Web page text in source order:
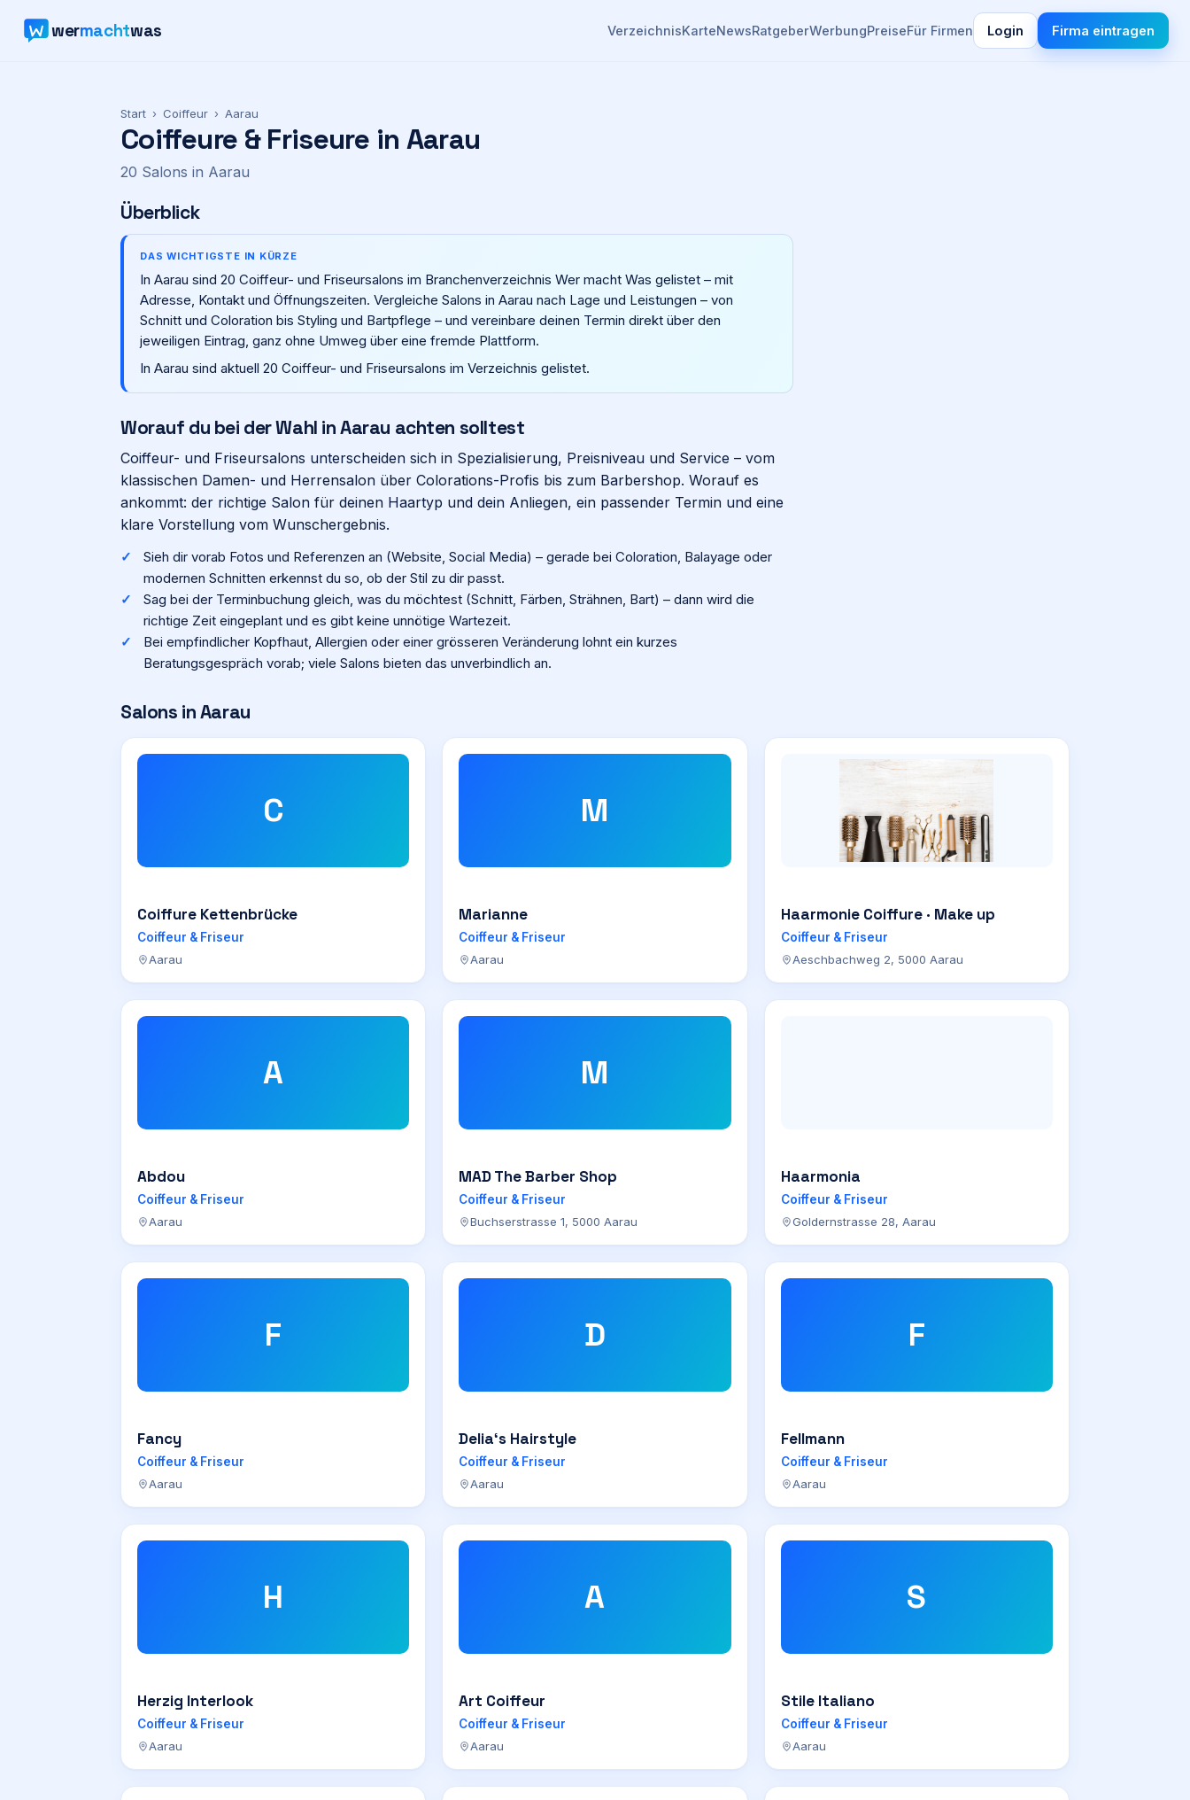
wermachtwas VerzeichnisKarteNewsRatgeberWerbungPreiseFür Firmen Login Firma eintragen
Start › Coiffeur › Aarau
Coiffeure & Friseure in Aarau
20 Salons in Aarau
Überblick
DAS WICHTIGSTE IN KÜRZE
In Aarau sind 20 Coiffeur- und Friseursalons im Branchenverzeichnis Wer macht Was gelistet – mit
Adresse, Kontakt und Öffnungszeiten. Vergleiche Salons in Aarau nach Lage und Leistungen – von
Schnitt und Coloration bis Styling und Bartpflege – und vereinbare deinen Termin direkt über den
jeweiligen Eintrag, ganz ohne Umweg über eine fremde Plattform.
In Aarau sind aktuell 20 Coiffeur- und Friseursalons im Verzeichnis gelistet.
Worauf du bei der Wahl inAarau achten solltest
Coiffeur- und Friseursalons unterscheiden sich in Spezialisierung, Preisniveau und Service – vom
klassischen Damen- und Herrensalon über Colorations-Profis bis zum Barbershop. Worauf es
ankommt: der richtige Salon für deinen Haartyp und dein Anliegen, ein passender Termin und eine
klare Vorstellung vom Wunschergebnis.
Sieh dir vorab Fotos und Referenzen an (Website, Social Media) – gerade bei Coloration, Balayage oder
modernen Schnitten erkennst du so, ob der Stil zu dir passt.
Sag bei der Terminbuchung gleich, was du möchtest (Schnitt, Färben, Strähnen, Bart) – dann wird die
richtige Zeit eingeplant und es gibt keine unnötige Wartezeit.
Bei empfindlicher Kopfhaut, Allergien oder einer grösseren Veränderung lohnt ein kurzes
Beratungsgespräch vorab; viele Salons bieten das unverbindlich an.
Salons inAarau
C
Coiffure Kettenbrücke
Coiffeur & Friseur
Aarau
M
Marianne
Coiffeur & Friseur
Aarau
Haarmonie Coiffure · Make up
Coiffeur & Friseur
Aeschbachweg 2, 5000 Aarau
A
Abdou
Coiffeur & Friseur
Aarau
M
MAD The Barber Shop
Coiffeur & Friseur
Buchserstrasse 1, 5000 Aarau
Haarmonia
Coiffeur & Friseur
Goldernstrasse 28, Aarau
F
Fancy
Coiffeur & Friseur
Aarau
D
Delia‘s Hairstyle
Coiffeur & Friseur
Aarau
F
Fellmann
Coiffeur & Friseur
Aarau
H
Herzig Interlook
Coiffeur & Friseur
Aarau
A
Art Coiffeur
Coiffeur & Friseur
Aarau
S
Stile Italiano
Coiffeur & Friseur
Aarau